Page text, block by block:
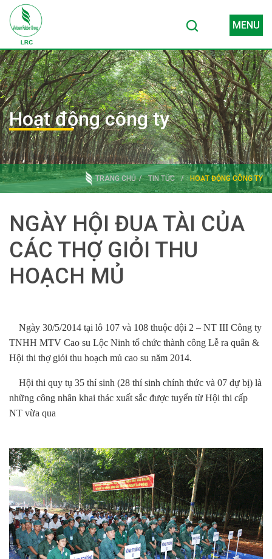
MENU
Hoạt động công ty
TRANG CHỦ TIN TỨC HOẠT ĐỘNG CÔNG TY
NGÀY HỘI ĐUA TÀI CỦA
CÁC THỢ GIỎI THU
HOẠCH MỦ
Ngày 30/5/2014 tại lô 107 và 108 thuộc đội 2 – NT III Công ty
TNHH MTV Cao su Lộc Ninh tổ chức thành công Lễ ra quân &
Hội thi thợ giỏi thu hoạch mủ cao su năm 2014.
Hội thi quy tụ 35 thí sinh (28 thí sinh chính thức và 07 dự bị) là
những công nhân khai thác xuất sắc được tuyển từ Hội thi cấp
NT vừa qua